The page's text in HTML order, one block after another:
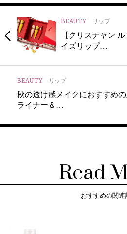
BEAUTY リップ
【クリスチャン
イズリップ…
BEAUTY リップ
秋の透け感メイクにおすすめの
ライナー＆…
Read
おすすめの関連